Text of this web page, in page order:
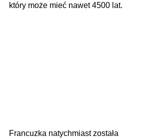
który może mieć nawet 4500 lat.
Francuzka natychmiast została